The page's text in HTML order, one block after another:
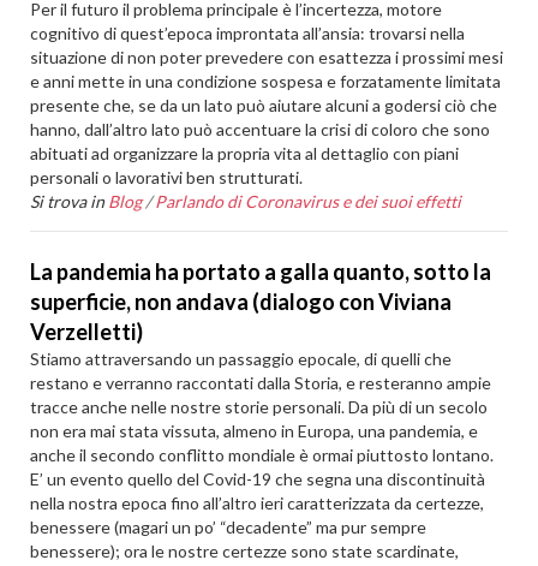
Per il futuro il problema principale è l’incertezza, motore
cognitivo di quest’epoca improntata all’ansia: trovarsi nella
situazione di non poter prevedere con esattezza i prossimi mesi
e anni mette in una condizione sospesa e forzatamente limitata
presente che, se da un lato può aiutare alcuni a godersi ciò che
hanno, dall’altro lato può accentuare la crisi di coloro che sono
abituati ad organizzare la propria vita al dettaglio con piani
personali o lavorativi ben strutturati.
Si trova in Blog /Parlando di Coronavirus e dei suoi effetti
La pandemia ha portato a galla quanto, sotto la
superficie, non andava (dialogo con Viviana
Verzelletti)
Stiamo attraversando un passaggio epocale, di quelli che
restano e verranno raccontati dalla Storia, e resteranno ampie
tracce anche nelle nostre storie personali. Da più di un secolo
non era mai stata vissuta, almeno in Europa, una pandemia, e
anche il secondo conflitto mondiale è ormai piuttosto lontano.
E’ un evento quello del Covid-19 che segna una discontinuità
nella nostra epoca fino all’altro ieri caratterizzata da certezze,
benessere (magari un po’ “decadente” ma pur sempre
benessere); ora le nostre certezze sono state scardinate,